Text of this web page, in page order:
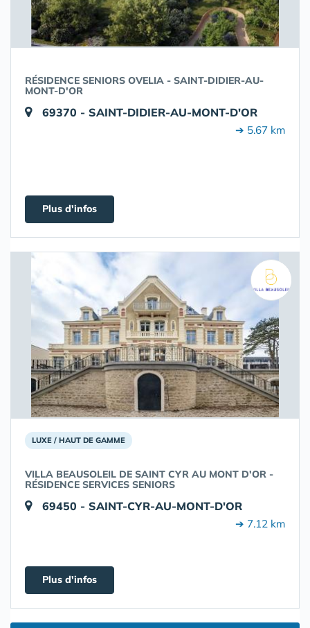
RÉSIDENCE SENIORS OVELIA - SAINT-DIDIER-AU-
MONT-D'OR
69370 - SAINT-DIDIER-AU-MONT-D'OR
➔ 5.67 km
Plus d'infos
LUXE / HAUT DE GAMME
VILLA BEAUSOLEIL DE SAINT CYR AU MONT D'OR -
RÉSIDENCE SERVICES SENIORS
69450 - SAINT-CYR-AU-MONT-D'OR
➔ 7.12 km
Plus d'infos